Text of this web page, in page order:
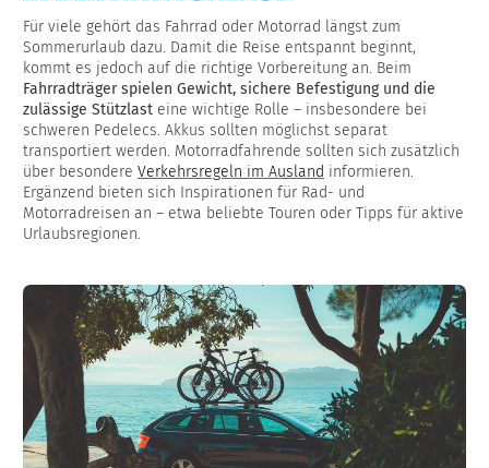
Für viele gehört das Fahrrad oder Motorrad längst zum
Sommerurlaub dazu. Damit die Reise entspannt beginnt,
kommt es jedoch auf die richtige Vorbereitung an. Beim
Fahrradträger spielen Gewicht, sichere Befestigung und die
zulässige Stützlast eine wichtige Rolle – insbesondere bei
schweren Pedelecs. Akkus sollten möglichst separat
transportiert werden. Motorradfahrende sollten sich zusätzlich
über besondere Verkehrsregeln im Ausland informieren.
Ergänzend bieten sich Inspirationen für Rad- und
Motorradreisen an – etwa beliebte Touren oder Tipps für aktive
Urlaubsregionen.